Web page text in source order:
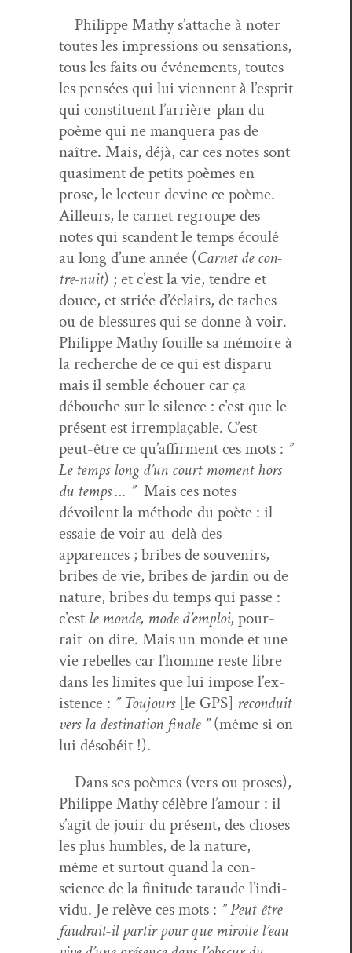
Philippe Mathy s’at­tache à not­er
toutes les impres­sions ou sen­sa­tions,
tous les faits ou événe­ments, toutes
les pen­sées qui lui vien­nent à l’e­sprit
qui con­stituent l’ar­rière-plan du
poème qui ne man­quera pas de
naître. Mais, déjà, car ces notes sont
qua­si­ment de petits poèmes en
prose, le lecteur devine ce poème.
Ailleurs, le car­net regroupe des
notes qui scan­dent le temps écoulé
au long d’une année (Car­net de con­
tre-nuit) ; et c’est la vie, ten­dre et
douce, et striée d’é­clairs, de tach­es
ou de blessures qui se donne à voir.
Philippe Mathy fouille sa mémoire à
la recherche de ce qui est dis­paru
mais il sem­ble échouer car ça
débouche sur le silence : c’est que le
présent est irrem­plaçable. C’est
peut-être ce qu’af­fir­ment ces mots : ”
Le temps long d’un court moment hors
du temps … ”Mais ces notes
dévoilent la méth­ode du poète : il
essaie de voir au-delà des
apparences ; bribes de sou­venirs,
bribes de vie, bribes de jardin ou de
nature, bribes du temps qui passe :
c’est le monde, mode d’emploi, pour­
rait-on dire. Mais un monde et une
vie rebelles car l’homme reste libre
dans les lim­ites que lui impose l’ex­
is­tence : ” Tou­jours[le GPS] recon­duit
vers la des­ti­na­tion finale ”(même si on
lui désobéit !).
Dans ses poèmes (vers ou pros­es),
Philippe Mathy célèbre l’amour : il
s’ag­it de jouir du présent, des choses
les plus hum­bles, de la nature,
même et surtout quand la con­
science de la fini­tude taraude l’in­di­
vidu. Je relève ces mots : ” Peut-être
faudrait-il par­tir pour que miroite l’eau